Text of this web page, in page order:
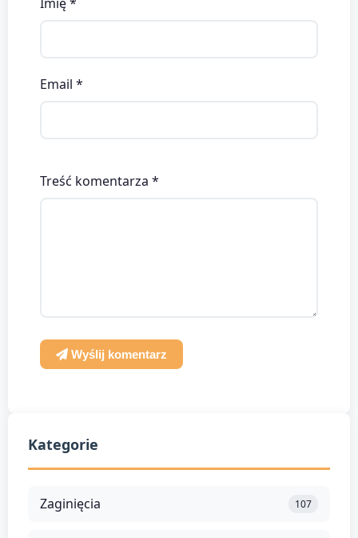
Email *
Treść komentarza *
Wyślij komentarz
Kategorie
Zaginięcia 107